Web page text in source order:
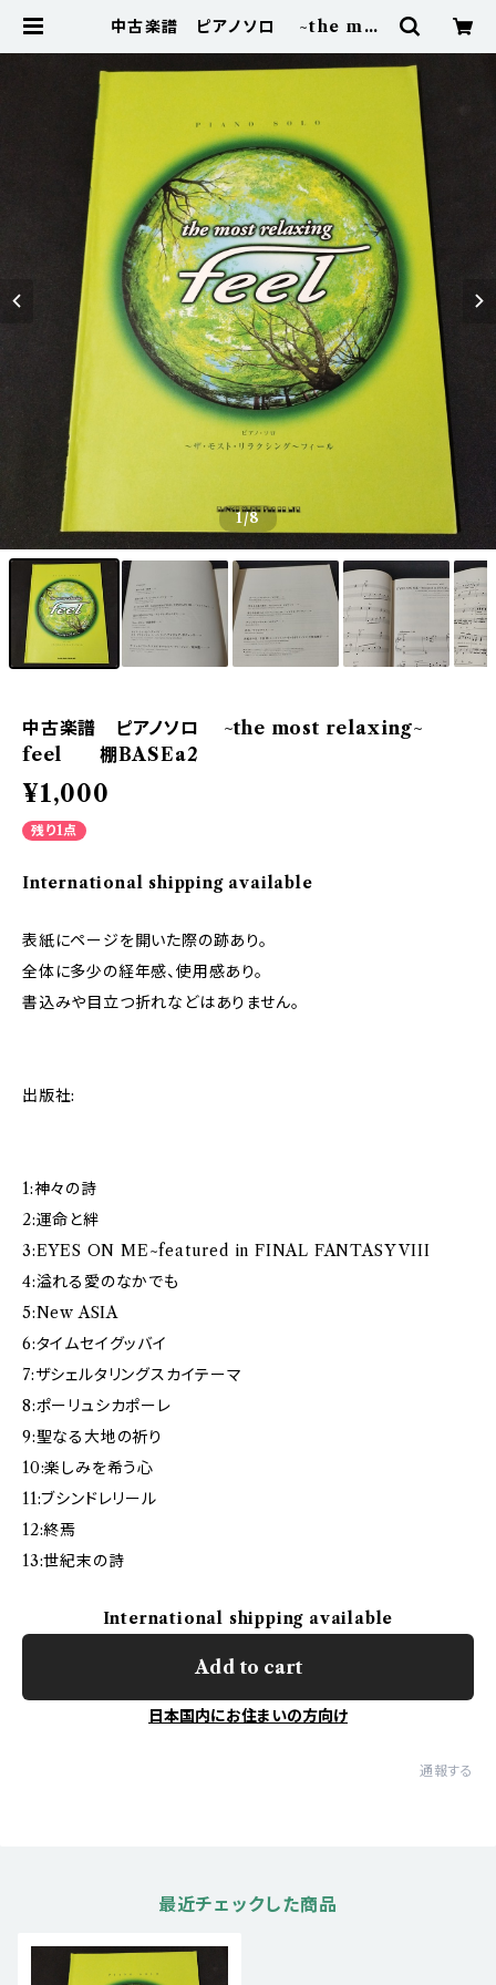
中古楽譜 ピアノソロ ~the mos
| 楽譜専門のネット古本屋「鈴の音」
1/8
中古楽譜 ピアノソロ ~the most relaxing~
feel 棚BASEa2
¥1,000
残り1点
International shipping available
表紙にページを開いた際の跡あり。
全体に多少の経年感、使用感あり。
書込みや目立つ折れなどはありません。
出版社:
1:神々の詩
2:運命と絆
3:EYES ON ME~featured in FINAL FANTASY VIII
4:溢れる愛のなかでも
5:New ASIA
6:タイムセイグッバイ
7:ザシェルタリングスカイテーマ
8:ポーリュシカポーレ
9:聖なる大地の祈り
10:楽しみを希う心
11:ブシンドレリール
12:終焉
13:世紀末の詩
International shipping available
Add to cart
日本国内にお住まいの方向け
通報する
最近チェックした商品